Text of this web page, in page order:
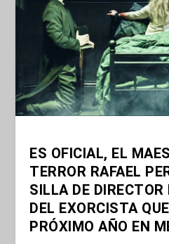
ES OFICIAL, EL
TERROR RAFAEL
SILLA DE
DEL EXORCISTA
PRÓXIMO AÑO EN